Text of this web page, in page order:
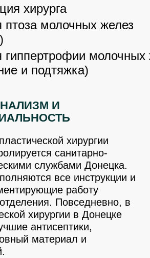
хирурга
птоза молочных желез
гиппертрофии молочных
и подтяжка)
И
хирургии
санитарно-
службами Донецка.
все инструкции и
работу
отделения. Повседневно, в
хирургии в Донецке
антисептики,
материал и